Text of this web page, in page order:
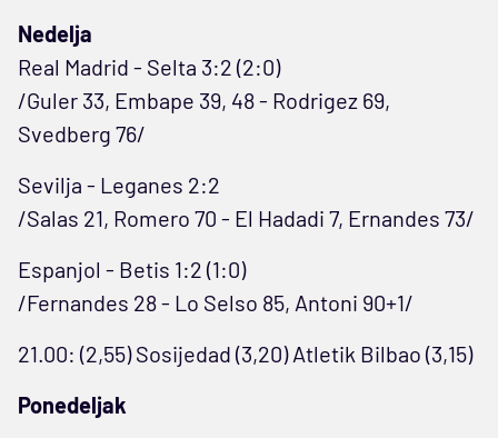
Nedelja
Real Madrid - Selta 3:2 (2:0)
/Guler 33, Embape 39, 48 - Rodrigez 69,
Svedberg 76/
Sevilja - Leganes 2:2
/Salas 21, Romero 70 - El Hadadi 7, Ernandes 73/
Espanjol - Betis 1:2 (1:0)
/Fernandes 28 - Lo Selso 85, Antoni 90+1/
21.00: (2,55) Sosijedad (3,20) Atletik Bilbao (3,15)
Ponedeljak